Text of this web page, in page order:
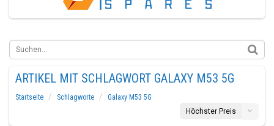
ARTIKEL MIT SCHLAGWORT GALAXY M53 5G
Startseite Schlagworte
Galaxy M53 5G
Höchster Preis